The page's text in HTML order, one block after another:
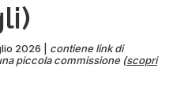
2026
contiene link di
piccola commissione (scopri